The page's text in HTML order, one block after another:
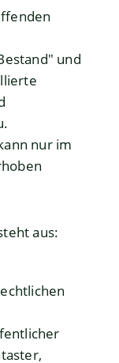
und
nur im
aus: